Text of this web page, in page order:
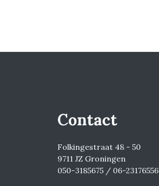
Contact
Folkingestraat 48 - 50
9711 JZ Groningen
050-3185675 / 06-23176556